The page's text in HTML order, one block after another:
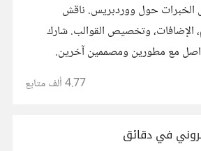
الخبرات حول ووردبريس. ناقش
الإضافات، وتخصيص القوالب. شارك
مع مطورين ومصممين آخرين.
4.77 ألف متابع
في دقائق